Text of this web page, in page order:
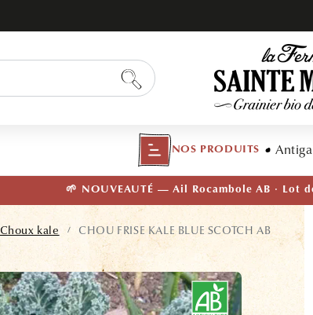
NOS PRODUITS
🌱 NOUVEAUTÉ — Ail Rocambole AB · Lot
Choux kale / CHOU FRISE KALE BLUE SCOTCH AB